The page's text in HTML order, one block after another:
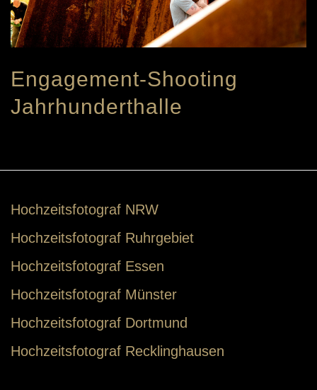
Engagement-Shooting
Jahrhunderthalle
Hochzeitsfotograf NRW
Hochzeitsfotograf Ruhrgebiet
Hochzeitsfotograf Essen
Hochzeitsfotograf Münster
Hochzeitsfotograf Dortmund
Hochzeitsfotograf Recklinghausen